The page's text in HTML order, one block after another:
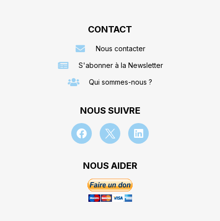
CONTACT
Nous contacter
S'abonner à la Newsletter
Qui sommes-nous ?
NOUS SUIVRE
NOUS AIDER